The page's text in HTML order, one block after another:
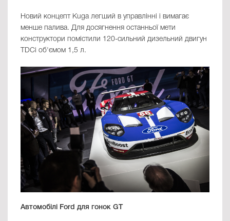
Новий концепт Kuga легший в управлінні і вимагає
менше палива. Для досягнення останньої мети
конструктори помістили 120-сильний дизельний двигун
TDCi об'ємом 1,5 л.
Автомобілі Ford для гонок GT